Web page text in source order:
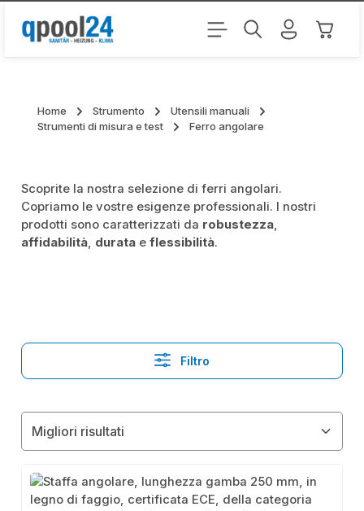
Passa al contenuto principale Il
Home Strumento
Utensili manuali
Strumenti di misura e test
Ferro angolare
Scoprite la nostra selezione di ferri angolari.
Copriamo le vostre esigenze professionali. I nostri
prodotti sono caratterizzati da robustezza,
affidabilità, durata eflessibilità.
Filtro